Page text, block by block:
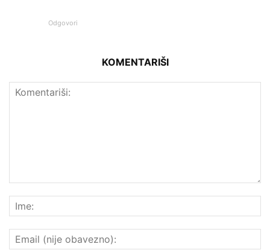
Odgovori
KOMENTARIŠI